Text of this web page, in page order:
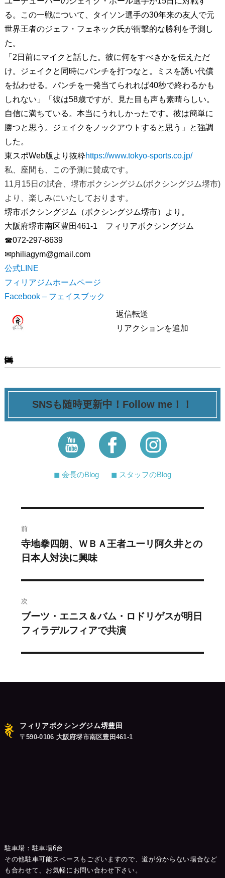
る。この一戦について、タイソン選手の30年来の友人で元
世界王者のジェフ・フェネック氏が衝撃的な勝利を予測し
た。
「2日前にマイクと話した。彼に何をすべきかを伝えただ
け。ジェイクと同時にパンチを打つなと。ミスを誘い代償
を払わせる。パンチを一発当てられれば40秒で終わるかも
しれない」「彼は58歳ですが、見た目も声も素晴らしい。
自信に満ちている。本当にうれしかったです。彼は簡単に
勝つと思う。ジェイクをノックアウトすると思う」と強調
した。
東スポWeb版より抜粋https://www.tokyo-sports.co.jp/
私、座間も、この予測に賛成です。
11月15日の試合、堺市ボクシングジム(ボクシングジム堺市)
より、楽しみにいたしております。
堺市ボクシングジム（ボクシングジム堺市）より。
大阪府堺市南区豊田461-1 フィリアボクシングジム
☎072-297-8639
✉︎philiagym@gmail.com
公式LINE
フィリアジムホームページ
Facebook – フェイスブック
返信転送
リアクションを追加
[ssba-buttons]
SNSも随時更新中！Follow me！！
◼︎ 会長のBlog ◼︎ スタッフのBlog
稿
ナ
ビ
ゲ
ー
前
過
去
稿:
寺地拳四朗、ＷＢＡ王者ユーリ阿久井との
日本人対決に興味
次
次
の
ブーツ・エニス＆バム・ロドリゲスが明日
フィラデルフィアで共演
フィリアボクシングジム堺豊田
〒590-0106 大阪府堺市南区豊田461-1
駐車場：駐車場6台
その他駐車可能スペースもございますので、道が分からない場合など
も合わせて、お気軽にお問い合わせ下さい。